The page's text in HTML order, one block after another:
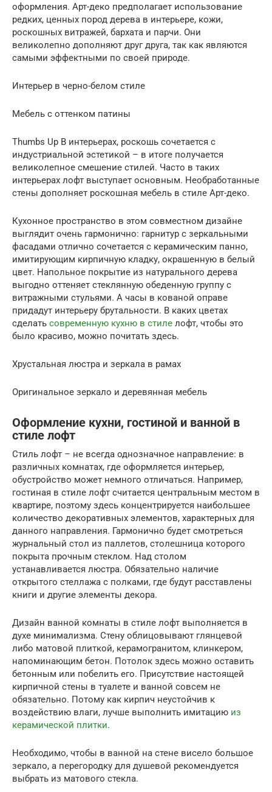
оформления. Арт-деко предполагает использование
редких, ценных пород дерева в интерьере, кожи,
роскошных витражей, бархата и парчи. Они
великолепно дополняют друг друга, так как являются
самыми эффектными по своей природе.
Интерьер в черно-белом стиле
Мебель с оттенком патины
Thumbs Up В интерьерах, роскошь сочетается с
индустриальной эстетикой – в итоге получается
великолепное смешение стилей. Часто в таких
интерьерах лофт выступает основным. Необработанные
стены дополняет роскошная мебель в стиле Арт-деко.
Кухонное пространство в этом совместном дизайне
выглядит очень гармонично: гарнитур с зеркальными
фасадами отлично сочетается с керамическим панно,
имитирующим кирпичную кладку, окрашенную в белый
цвет. Напольное покрытие из натурального дерева
выгодно оттеняет стеклянную обеденную группу с
витражными стульями. А часы в кованой оправе
придадут интерьеру брутальности. В каких цветах
сделать современную кухню в стиле лофт, чтобы это
было красиво, можно почитать здесь.
Хрустальная люстра и зеркала в рамах
Оригинальное зеркало и деревянная мебель
Оформление кухни, гостиной и ванной в
стиле лофт
Стиль лофт – не всегда однозначное направление: в
различных комнатах, где оформляется интерьер,
обустройство может немного отличаться. Например,
гостиная в стиле лофт считается центральным местом в
квартире, поэтому здесь концентрируется наибольшее
количество декоративных элементов, характерных для
данного направления. Гармонично будет смотреться
журнальный стол из паллетов, столешница которого
покрыта прочным стеклом. Над столом
устанавливается люстра. Обязательно наличие
открытого стеллажа с полками, где будут расставлены
книги и другие элементы декора.
Дизайн ванной комнаты в стиле лофт выполняется в
духе минимализма. Стену облицовывают глянцевой
либо матовой плиткой, керамогранитом, клинкером,
напоминающим бетон. Потолок здесь можно оставить
бетонным или побелить его. Присутствие настоящей
кирпичной стены в туалете и ванной совсем не
обязательно. Потому как кирпич неустойчив к
воздействию влаги, лучше выполнить имитацию из
керамической плитки.
Необходимо, чтобы в ванной на стене висело большое
зеркало, а перегородку для душевой рекомендуется
выбрать из матового стекла.